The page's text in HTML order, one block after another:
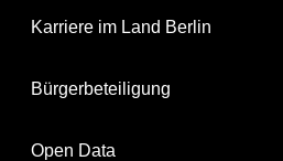
Karriere im Land Berlin
Bürgerbeteiligung
Open Data